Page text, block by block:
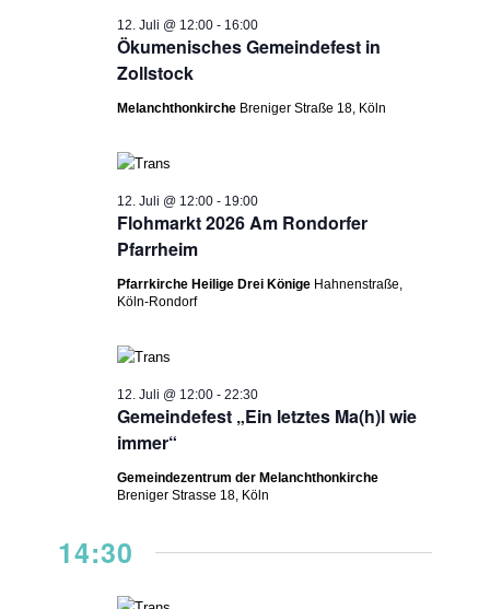
Ökumenisches Gemeindefest in
Zollstock
12. Juli @ 12:00 - 16:00
Melanchthonkirche Breniger Straße 18, Köln
Flohmarkt 2026 Am Rondorfer
Pfarrheim
12. Juli @ 12:00 - 19:00
Pfarrkirche Heilige Drei Könige Hahnenstraße,
Köln-Rondorf
Gemeindefest „Ein letztes Ma(h)l wie
immer“
12. Juli @ 12:00 -22:30
Gemeindezentrum der Melanchthonkirche
Breniger Strasse 18, Köln
14:30